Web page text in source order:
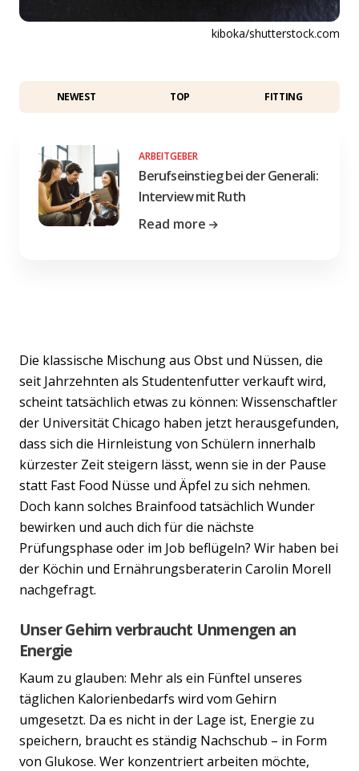
kiboka/shutterstock.com
NEWEST TOP FITTING
ARBEITGEBER
Berufseinstieg bei der Generali:
Interview mit Ruth
Read more
Die klassische Mischung aus Obst und Nüssen, die
seit Jahrzehnten als Studentenfutter verkauft wird,
scheint tatsächlich etwas zu können: Wissenschaftler
der Universität Chicago haben jetzt herausgefunden,
dass sich die Hirnleistung von Schülern innerhalb
kürzester Zeit steigern lässt, wenn sie in der Pause
statt Fast Food Nüsse und Äpfel zu sich nehmen.
Doch kann solches Brainfood tatsächlich Wunder
bewirken und auch dich für die nächste
Prüfungsphase oder im Job beflügeln? Wir haben bei
der Köchin und Ernährungsberaterin Carolin Morell
nachgefragt.
Unser Gehirn verbraucht Unmengen an
Energie
Kaum zu glauben: Mehr als ein Fünftel unseres
täglichen Kalorienbedarfs wird vom Gehirn
umgesetzt. Da es nicht in der Lage ist, Energie zu
speichern, braucht es ständig Nachschub – in Form
von Glukose. Wer konzentriert arbeiten möchte,